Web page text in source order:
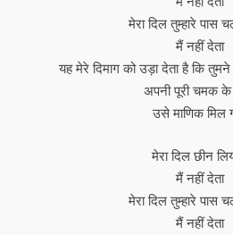
मेरा दिल तुम्हारे पास
मैं नहीं देता
यह मेरे दिमाग को उड़ा देता है कि
अपनी पूरी चमक
उसे माणिक मिल
मेरा दिल छीन
मैं नहीं देता
मेरा दिल तुम्हारे पास
मैं नहीं देता